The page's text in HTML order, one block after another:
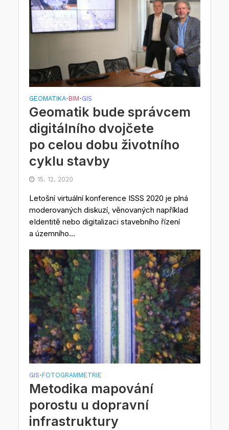
GEOMATIKA•BIM•GIS
Geomatik bude správcem
digitálního dvojčete
po celou dobu životního
cyklu stavby
15. 12. 2020
Letošní virtuální konference ISSS 2020 je plná
moderovaných diskuzí, věnovaných například
eIdentitě nebo digitalizaci stavebního řízení
a územního...
GIS•FOTOGRAMMETRIE
Metodika mapování
porostu u dopravní
infrastruktury